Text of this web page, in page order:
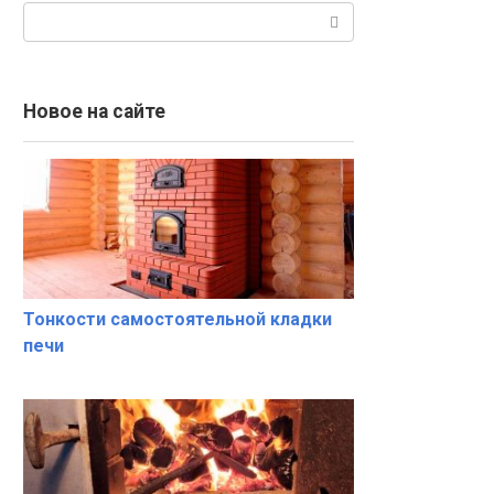
Новое на сайте
Тонкости самостоятельной кладки
печи